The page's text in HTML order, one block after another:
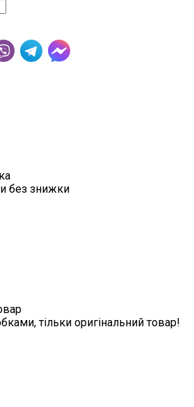
без знижки
тільки оригінальний товар!